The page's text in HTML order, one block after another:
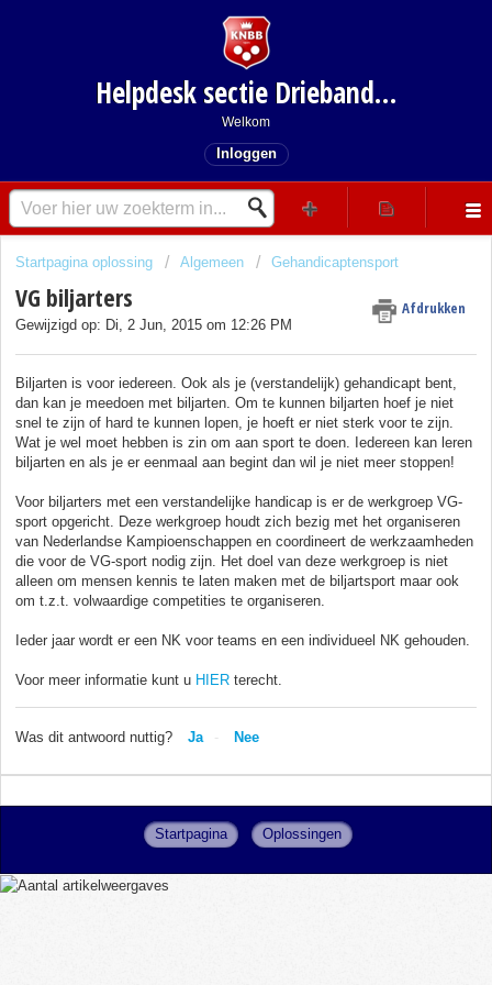
Helpdesk sectie Driebanden
Welkom
Inloggen
Startpagina oplossing Algemeen Gehandicaptensport
VG biljarters Afdrukken
Gewijzigd op: Di, 2 Jun, 2015 om 12:26 PM
Biljarten is voor iedereen. Ook als je (verstandelijk) gehandicapt bent,
dan kan je meedoen met biljarten. Om te kunnen biljarten hoef je niet
snel te zijn of hard te kunnen lopen, je hoeft er niet sterk voor te zijn.
Wat je wel moet hebben is zin om aan sport te doen. Iedereen kan leren
biljarten en als je er eenmaal aan begint dan wil je niet meer stoppen!
Voor biljarters met een verstandelijke handicap is er de werkgroep VG-
sport opgericht. Deze werkgroep houdt zich bezig met het organiseren
van Nederlandse Kampioenschappen en coordineert de werkzaamheden
die voor de VG-sport nodig zijn. Het doel van deze werkgroep is niet
alleen om mensen kennis te laten maken met de biljartsport maar ook
om t.z.t. volwaardige competities te organiseren.
Ieder jaar wordt er een NK voor teams en een individueel NK gehouden.
Voor meer informatie kunt u HIER terecht.
Was dit antwoord nuttig? Ja Nee
Startpagina Oplossingen